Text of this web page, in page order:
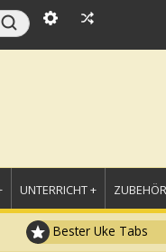
UNTERRICHT +
Bester Uke Tabs